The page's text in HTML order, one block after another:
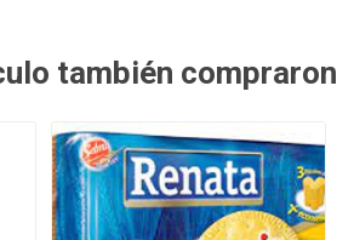
también compraron